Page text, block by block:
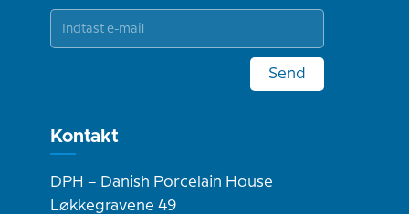
Send
Kontakt
DPH – Danish Porcelain House
Løkkegravene 49